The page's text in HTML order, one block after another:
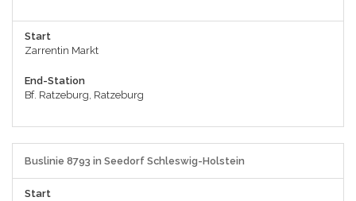
Start
Zarrentin Markt
End-Station
Bf. Ratzeburg, Ratzeburg
Buslinie 8793 in Seedorf Schleswig-Holstein
Start